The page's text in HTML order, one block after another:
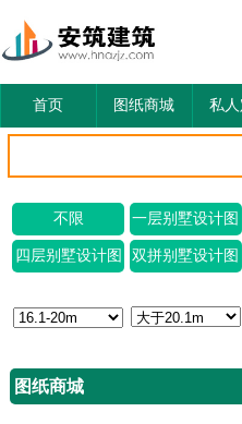
首页 图纸商城 私人
不限 一层别墅设计图
四层别墅设计图 双拼别墅设计图
图纸商城